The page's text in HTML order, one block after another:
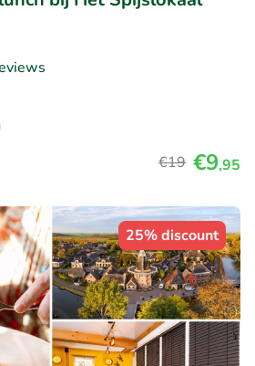
€19 €9,95
25% discount